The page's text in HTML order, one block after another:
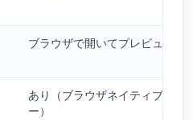
ブラウザで開いてプレビュー
あり（ブラウザネイティブプレ
ー）